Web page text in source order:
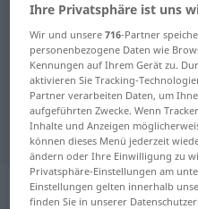
Italienisch-Deutsch
Italienisch-
für "editto"
"editto" Deutsch
„editto“:
Ihre Privatsphäre ist uns
Wir und unsere716-Partner
personenbezogene Daten wie
Kennungen auf Ihrem Gerät zu.
aktivieren Sie Tracking-
Partner verarbeiten Daten, um
aufgeführten Zwecke. Wenn
Inhalte und Anzeigen
können dieses Menü jederzeit
ändern oder Ihre Einwilligung zu
Privatsphäre-Einstellungen am
Einstellungen gelten innerhalb
finden Sie in unserer